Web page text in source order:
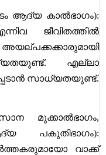
ആദ്യ കാൽഭാഗം):
ജീവിതത്തിൽ
എല്ലാ
സാധ്യതയുണ്ട്.
മുക്കാൽഭാഗം,
പകുതിഭാഗം):
വാക്ക്